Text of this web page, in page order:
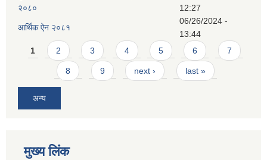
२०८०
12:27
आर्थिक ऐन २०८१
06/26/2024 -
13:44
Pages
1 2 3 4 5 6 7
8 9 next › last »
अन्य
मुख्य लिंक